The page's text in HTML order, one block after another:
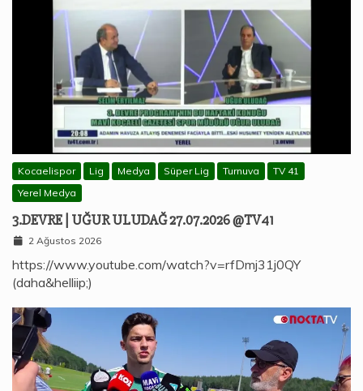
Kocaelispor Lig Medya Süper Lig Turnuva
TV 41
Yerel Medya
3.DEVRE | UĞUR ULUDAĞ 27.07.2026 @TV41
2 Ağustos 2026
https://www.youtube.com/watch?v=rfDmj31j0QY
(daha&helliip;)